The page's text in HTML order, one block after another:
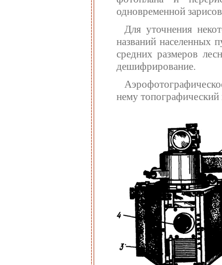
одновременной
Для уточнения
названий населенных
средних размеров
дешифрирование.
нему